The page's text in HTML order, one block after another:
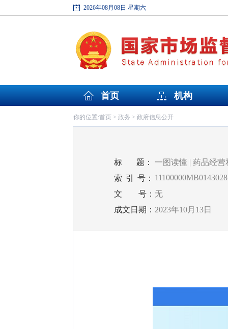
2026年08月08日 星期六
首页 机构
你的位置:首页> 政务 > 政府信息公开
标 题：
一图读懂 | 药品经
索 引 号：
文
号： 无
成文日期： 2023年10月13日